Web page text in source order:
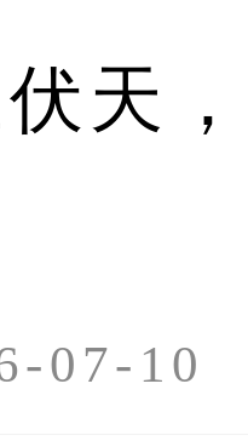
，嗓子疼和溃疡
要，就不要久服药
果食量大，但锻
内脏中的油脂，维
几种方法不仅适
仅
天
07-10